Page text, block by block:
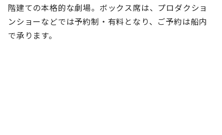
階建ての本格的な劇場。ボックス席は、プロダクショ
ンショーなどでは予約制・有料となり、ご予約は船内
で承ります。